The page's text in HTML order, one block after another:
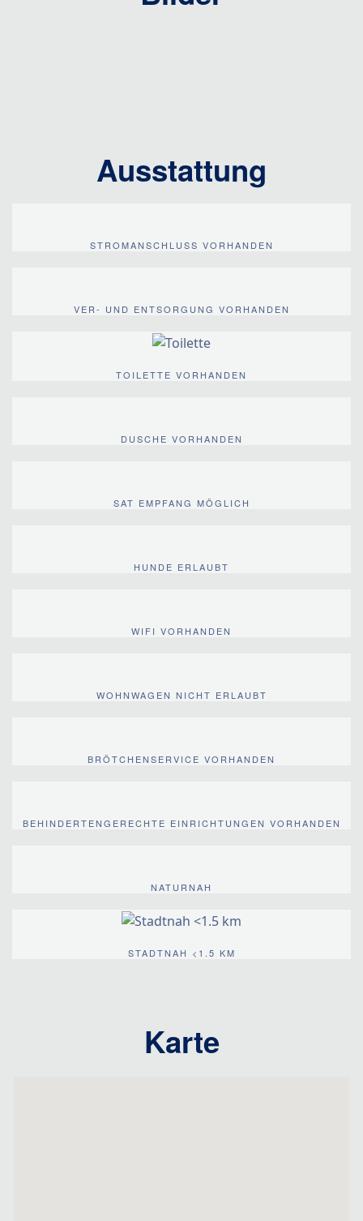
Ausstattung
STROMANSCHLUSS VORHANDEN
VER- UND ENTSORGUNG VORHANDEN
TOILETTE VORHANDEN
DUSCHE VORHANDEN
SAT EMPFANG MÖGLICH
HUNDE ERLAUBT
WIFI VORHANDEN
WOHNWAGEN NICHT ERLAUBT
BRÖTCHENSERVICE VORHANDEN
BEHINDERTENGERECHTE EINRICHTUNGEN VORHANDEN
NATURNAH
STADTNAH <1.5 KM
Karte